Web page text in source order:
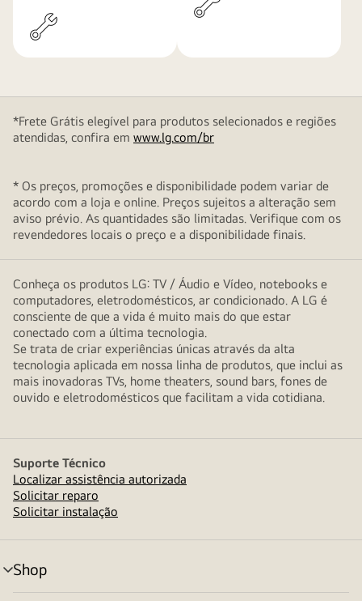
*Frete Grátis elegível para produtos selecionados e regiões
atendidas, confira em www.lg.com/br
* Os preços, promoções e disponibilidade podem variar de
acordo com a loja e online. Preços sujeitos a alteração sem
aviso prévio. As quantidades são limitadas. Verifique com os
revendedores locais o preço e a disponibilidade finais.
Conheça os produtos LG: TV / Áudio e Vídeo, notebooks e
computadores, eletrodomésticos, ar condicionado. A LG é
consciente de que a vida é muito mais do que estar
conectado com a última tecnologia.
Se trata de criar experiências únicas através da alta
tecnologia aplicada em nossa linha de produtos, que inclui as
mais inovadoras TVs, home theaters, sound bars, fones de
ouvido e eletrodomésticos que facilitam a vida cotidiana.
Suporte Técnico
Localizar assistência autorizada
Solicitar reparo
Solicitar instalação
Shop
alternar
menu